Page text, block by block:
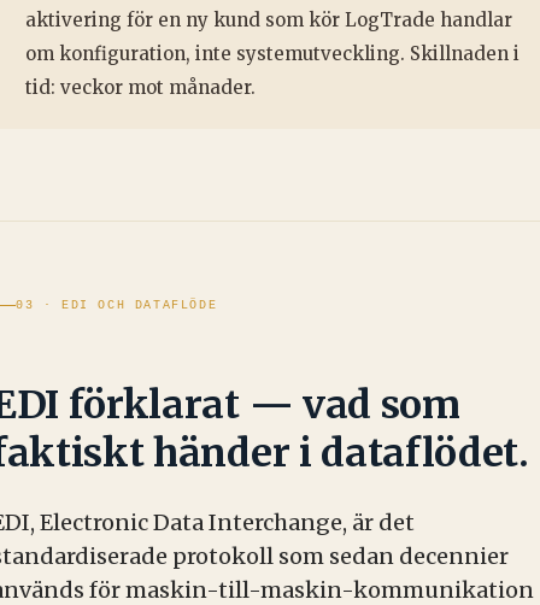
aktivering för en ny kund som kör LogTrade handlar
om konfiguration, inte systemutveckling. Skillnaden i
tid: veckor mot månader.
03 · EDI OCH DATAFLÖDE
förklarat — vad som
händer i dataflödet.
Electronic Data Interchange, är det
protokoll som sedan decennier
för maskin-till-maskin-kommunikation